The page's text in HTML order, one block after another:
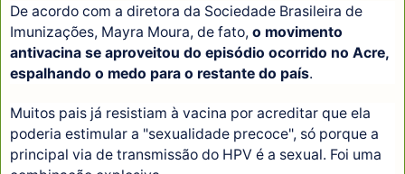
De acordo com a diretora da Sociedade Brasileira de
Imunizações, Mayra Moura, de fato, o movimento
antivacina se aproveitou do episódio ocorrido no Acre,
espalhando o medo para o restante do país.
Muitos pais já resistiam à vacina por acreditar que ela
poderia estimular a "sexualidade precoce", só porque a
principal via de transmissão do HPV é a sexual. Foi uma